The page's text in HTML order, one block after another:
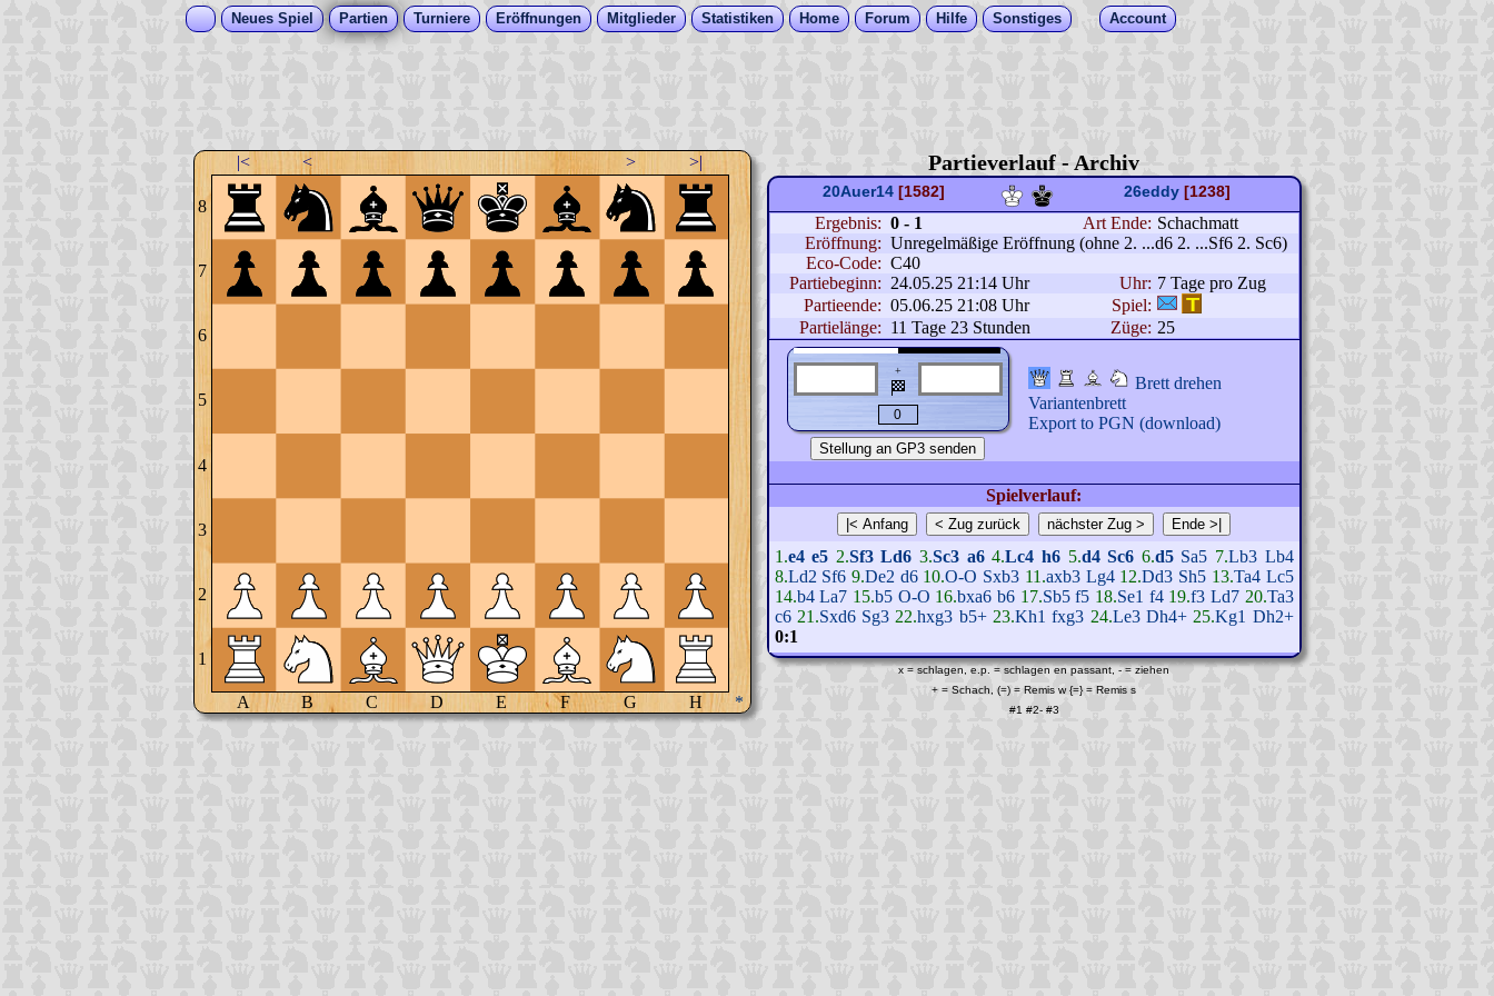
Neues Spiel Partien Turniere Eröffnungen Mitglieder Statistiken Home Forum Hilfe Sonstiges Account
|< < > >|
8
7
6
5
4
3
2
1
A B C D E F G H *
Partieverlauf - Archiv
20Auer14 [1582] 26eddy [1238]
Ergebnis: 0 - 1 Art Ende: Schachmatt
Eröffnung: Unregelmäßige Eröffnung (ohne 2. ...d6 2. ...Sf6 2. Sc6)
Eco-Code: C40
Partiebeginn: 24.05.25 21:14 Uhr Uhr: 7 Tage pro Zug
Partieende: 05.06.25 21:08 Uhr
Spiel:
Partielänge: 11 Tage 23 Stunden Züge: 25
+
🏁
Brett drehen
Variantenbrett
Export to PGN (download)
Spielverlauf:
1.e4 e5 2.Sf3 Ld6 3.Sc3 a6 4.Lc4 h6 5.d4 Sc6 6.d5 Sa5 7.Lb3 Lb4
8.Ld2 Sf6 9.De2 d6 10.O-O Sxb3 11.axb3 Lg4 12.Dd3 Sh5 13.Ta4 Lc5
14.b4 La7 15.b5 O-O 16.bxa6 b6 17.Sb5 f5 18.Se1 f4 19.f3 Ld7 20.Ta3
c6 21.Sxd6 Sg3 22.hxg3 b5+ 23.Kh1 fxg3 24.Le3 Dh4+ 25.Kg1 Dh2+
0:1
x = schlagen, e.p. = schlagen en passant, - = ziehen
+ = Schach, (=) = Remis w {=} = Remis s
#1 #2-#3